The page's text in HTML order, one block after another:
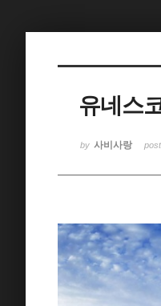
유네스
by 사비사랑
치북5
치북5